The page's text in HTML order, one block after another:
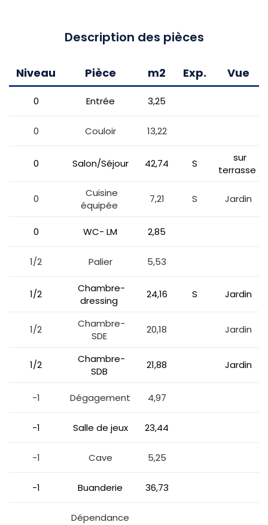
Description des pièces
Niveau Pièce m2 Exp. Vue
0 Entrée 3,25
0 Couloir 13,22
0 Salon/Séjour 42,74 S
sur
terrasse
0
Cuisine
équipée
7,21 S Jardin
0 WC- LM 2,85
1/2 Palier 5,53
1/2
Chambre-
dressing
24,16 S Jardin
1/2
Chambre-
SDE
20,18 Jardin
1/2
Chambre-
SDB
21,88 Jardin
-1 Dégagement 4,97
-1 Salle de jeux 23,44
-1 Cave 5,25
-1 Buanderie 36,73
Dépendance